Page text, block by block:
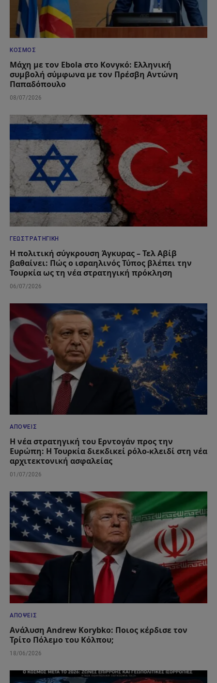
ΚΌΣΜΟΣ
Μάχη με τον Ebola στο Κονγκό: Ελληνική
συμβολή σύμφωνα με τον Πρέσβη Αντώνη
Παπαδόπουλο
08/07/2026
ΓΕΩΣΤΡΑΤΗΓΙΚΉ
Η πολιτική σύγκρουση Άγκυρας – Τελ Αβίβ
βαθαίνει: Πώς ο ισραηλινός Τύπος βλέπει την
Τουρκία ως τη νέα στρατηγική πρόκληση
06/07/2026
ΑΠΌΨΕΙΣ
Η νέα στρατηγική του Ερντογάν προς την
Ευρώπη: Η Τουρκία διεκδικεί ρόλο-κλειδί στη νέα
αρχιτεκτονική ασφαλείας
01/07/2026
ΑΠΌΨΕΙΣ
Ανάλυση Andrew Korybko: Ποιος κέρδισε τον
Τρίτο Πόλεμο του Κόλπου;
18/06/2026